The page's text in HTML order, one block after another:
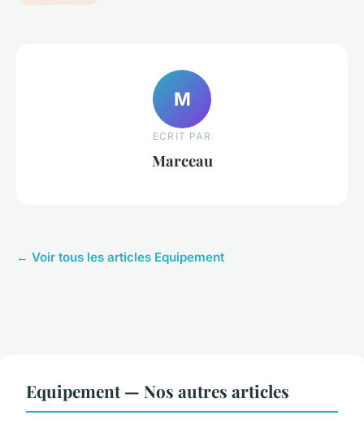
M
ECRIT PAR
Marceau
← Voir tous les articles Equipement
Equipement — Nos autres articles